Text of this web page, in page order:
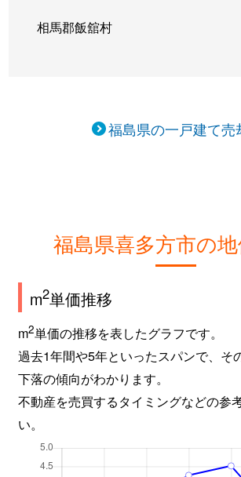
相馬郡飯舘村
福島県の一戸建て売
福島県喜多方市の
m2単価推移
m2単価の推移を表したグラフです。
過去1年間や5年といったスパンで、そ
下落の傾向がわかります。
不動産を売買するタイミングなどの参
い。